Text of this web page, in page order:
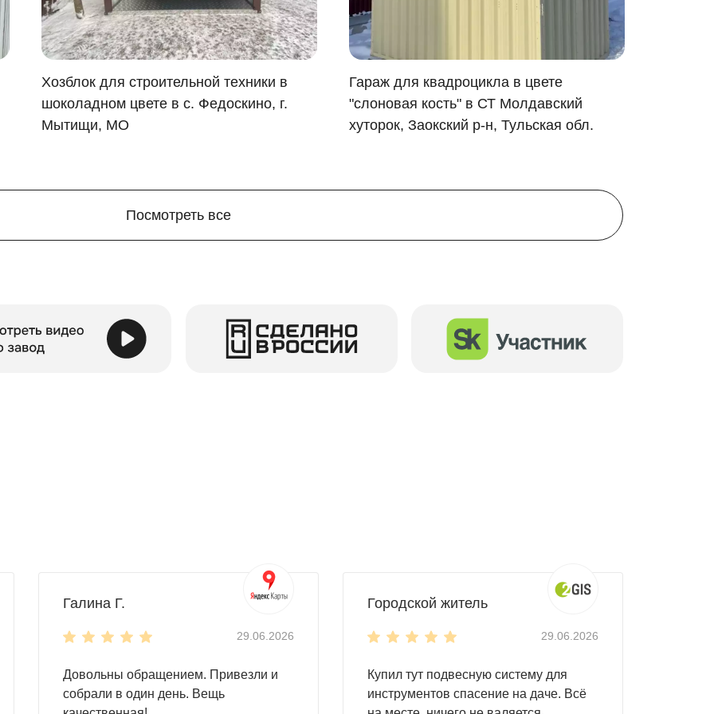
напарника.
сразу же после сборки.
установить на бетонные блоки, асфальт, гравий или утрамбованную землю.
многократно. 50 циклов – не помеха его работе. Он будет таким же прочным, надежным и
с любой моделью SKOGGY:
Хозблок для строительной техники в
шоколадном цвете в с. Федоскино, г.
Мытищи, МО
Гараж для квадроцикла в цвете
"слоновая кость" в СТ Молдавский
хуторок, Заокский р-н, Тульская обл.
Посмотреть все
Галина Г.
29.06.2026
Довольны обращением. Привезли и
собрали в один день. Вещь
Городской житель
29.06.2026
Купил тут подвесную систему для
инструментов спасение на даче. Всё